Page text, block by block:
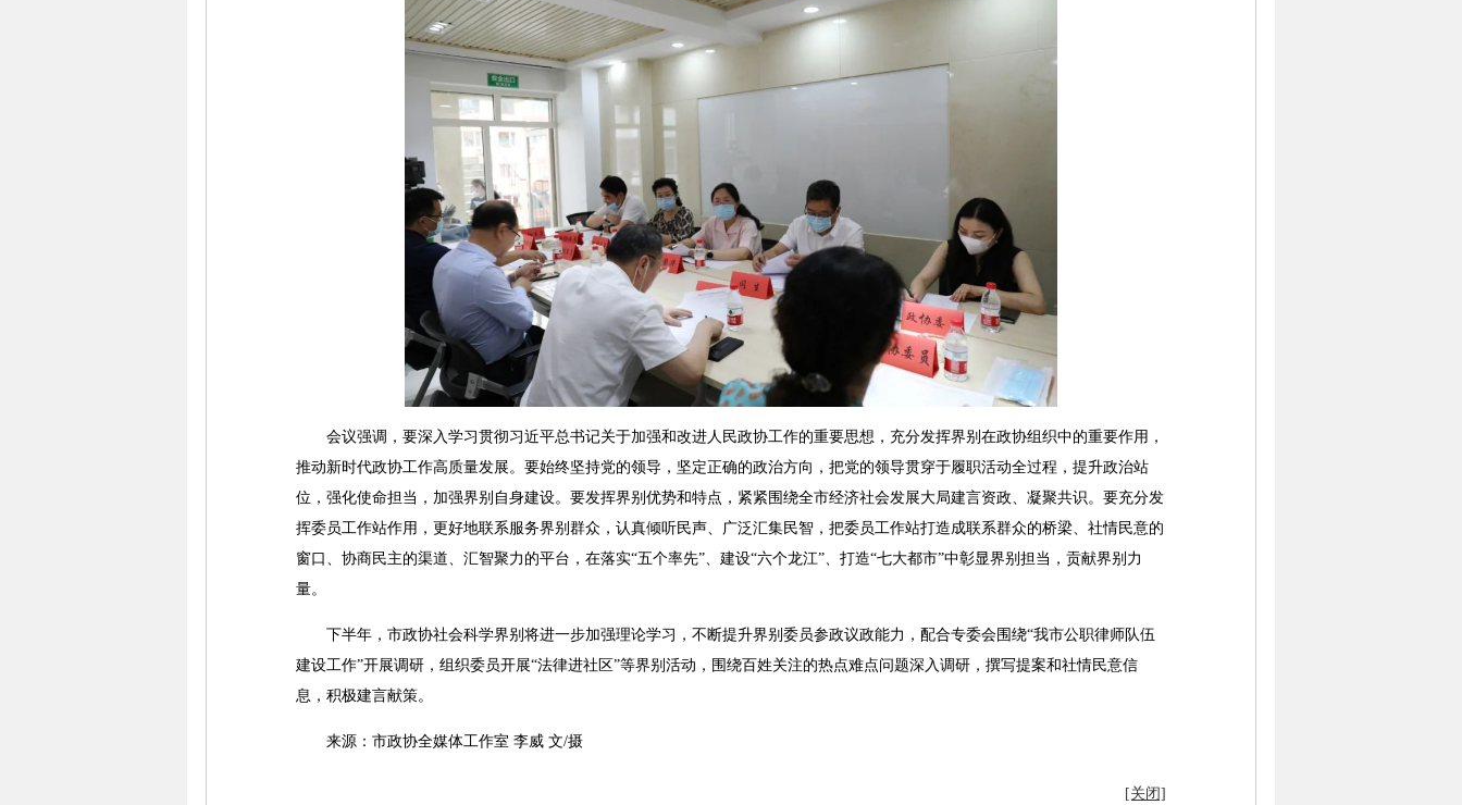
会议强调，要深入学习贯彻习近平总书记关于加强和改进人民政协工作的重要思想，充分发挥界别在政协组织中的重要作用，
推动新时代政协工作高质量发展。要始终坚持党的领导，坚定正确的政治方向，把党的领导贯穿于履职活动全过程，提升政治站
位，强化使命担当，加强界别自身建设。要发挥界别优势和特点，紧紧围绕全市经济社会发展大局建言资政、凝聚共识。要充分发
挥委员工作站作用，更好地联系服务界别群众，认真倾听民声、广泛汇集民智，把委员工作站打造成联系群众的桥梁、社情民意的
窗口、协商民主的渠道、汇智聚力的平台，在落实“五个率先”、建设“六个龙江”、打造“七大都市”中彰显界别担当，贡献界别力
量。
下半年，市政协社会科学界别将进一步加强理论学习，不断提升界别委员参政议政能力，配合专委会围绕“我市公职律师队伍
建设工作”开展调研，组织委员开展“法律进社区”等界别活动，围绕百姓关注的热点难点问题深入调研，撰写提案和社情民意信
息，积极建言献策。
来源：市政协全媒体工作室 李威 文/摄
[关闭]